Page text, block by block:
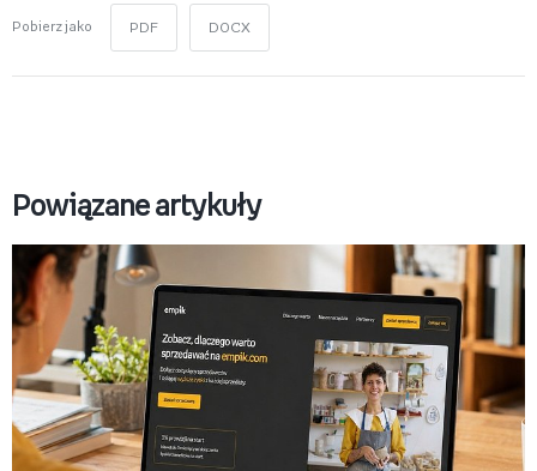
Pobierz jako PDF DOCX
Powiązane artykuły